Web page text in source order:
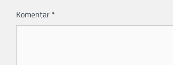
Komentar *